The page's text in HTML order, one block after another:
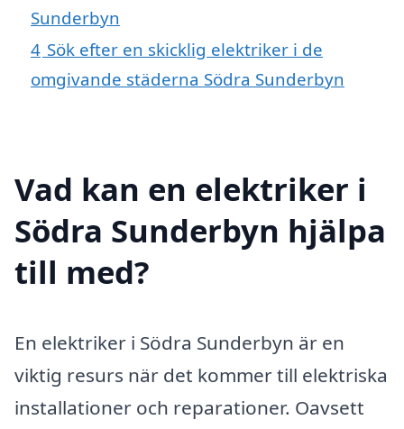
Sunderbyn
4 Sök efter en skicklig elektriker i de
omgivande städerna Södra Sunderbyn
Vad kan en elektriker i
Södra Sunderbyn hjälpa
till med?
En elektriker i Södra Sunderbyn är en
viktig resurs när det kommer till elektriska
installationer och reparationer. Oavsett